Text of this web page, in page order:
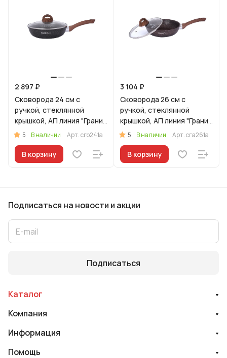
2 897 ₽
Сковорода 24 см с
ручкой, стеклянной
крышкой, АП линия "Гранит
Ультра" (Оригинальный)
5 В наличии Арт.сго241а
В корзину
3 104 ₽
Сковорода 26 см с
ручкой, стеклянной
крышкой, АП линия "Гранит
Ультра" (Красный)
5 В наличии Арт.сга261а
В корзину
Подписаться на новости и акции
Подписаться
Каталог
Компания
Информация
Помощь